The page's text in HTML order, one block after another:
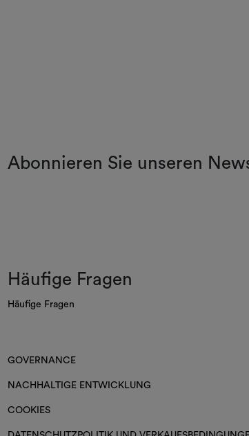
Abonnieren Sie unseren
Häufige Fragen
Häufige Fragen
GOVERNANCE
NACHHALTIGE ENTWICKLUNG
COOKIES